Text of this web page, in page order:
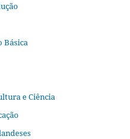
Básica
e Ciência